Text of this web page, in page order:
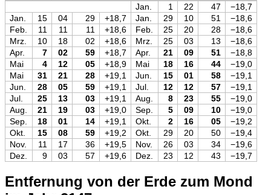
Jan.
1 22 47
−18,7
Jan.
15 04 29 +18,7 Jan. 29 10 51
−18,6
Feb.
11 11 11 +18,6 Feb. 25 20 28
−18,6
Mrz.
10 18 02 +18,6 Mrz. 25 03 13
−18,6
Apr.
7 02 59 +18,7 Apr. 21 09 51
−18,8
Mai
4 12 05 +18,9 Mai 18 16 44
−19,0
Mai
31 21 28 +19,1 Jun. 15 01 58
−19,1
Jun.
28 05 59 +19,1 Jul. 12 12 57
−19,1
Jul.
25 13 03 +19,1 Aug. 8 23 55
−19,0
Aug.
21 19 03 +19,0 Sep. 5 09 10
−19,0
Sep.
18 01 14 +19,1 Okt. 2 16 05
−19,2
Okt.
15 08 59 +19,2 Okt. 29 20 50
−19,4
Nov.
11 17 36 +19,5 Nov. 26 03 34
−19,6
Dez.
9 03 57 +19,6 Dez. 23 12 43 −19,7
Entfernung von der Erde zum Mond